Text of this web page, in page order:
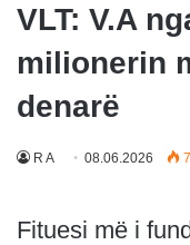
VLT: V.A
milionerin
denarë
R A 08.06.2026
Fituesi më i